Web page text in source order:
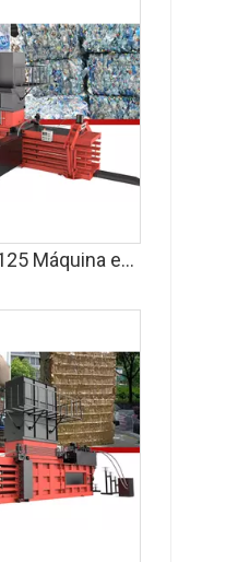
HBA-120-110125 Máquina empacadora horizontal para empacar residuos de plástico, papel, cartón y textiles